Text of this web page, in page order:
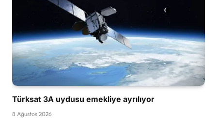
Türksat 3A uydusu emekliye ayrılıyor
8 Ağustos 2026